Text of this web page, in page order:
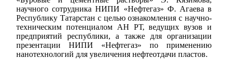
научного сотрудника НИПИ «Нефтегаз» Ф. Агаева в
Республику Татарстан с целью ознакомления с научно-
техническим потенциалом АН РТ, ведущих вузов и
предприятий республики, а также для организации
презентации НИПИ «Нефтегаз» по применению
нанотехнологий для увеличения нефтеотдачи пластов.